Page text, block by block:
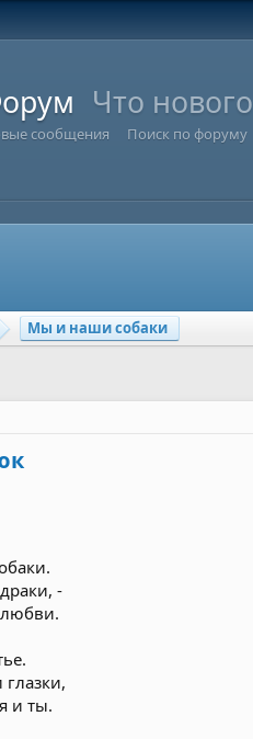
Что нового
сообщения Поиск по форуму
Мы и наши собаки
-
и ты.